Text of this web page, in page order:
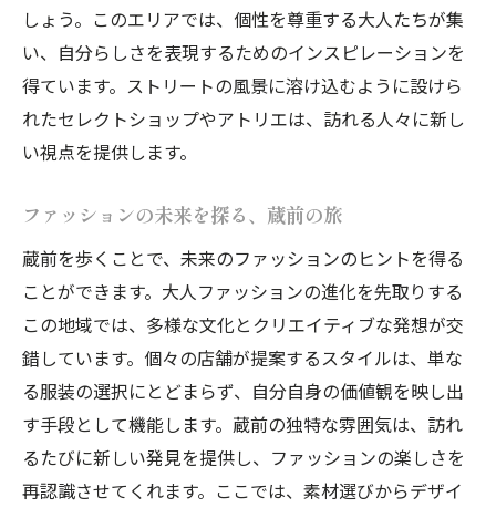
しょう。このエリアでは、個性を尊重する大人たちが集
い、自分らしさを表現するためのインスピレーションを
得ています。ストリートの風景に溶け込むように設けら
れたセレクトショップやアトリエは、訪れる人々に新し
い視点を提供します。
ファッションの未来を探る、蔵前の旅
蔵前を歩くことで、未来のファッションのヒントを得る
ことができます。大人ファッションの進化を先取りする
この地域では、多様な文化とクリエイティブな発想が交
錯しています。個々の店舗が提案するスタイルは、単な
る服装の選択にとどまらず、自分自身の価値観を映し出
す手段として機能します。蔵前の独特な雰囲気は、訪れ
るたびに新しい発見を提供し、ファッションの楽しさを
再認識させてくれます。ここでは、素材選びからデザイ